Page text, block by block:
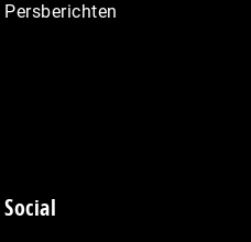
Persberichten
Social